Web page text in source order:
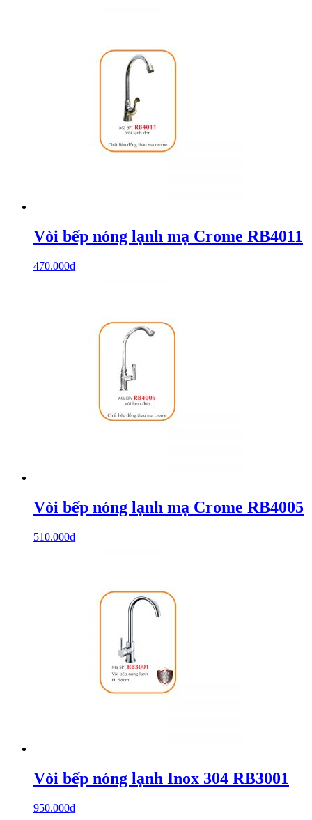
Vòi bếp nóng lạnh mạ Crome RB4011
470.000₫
Vòi bếp nóng lạnh mạ Crome RB4005
510.000₫
Vòi bếp nóng lạnh Inox 304 RB3001
950.000₫